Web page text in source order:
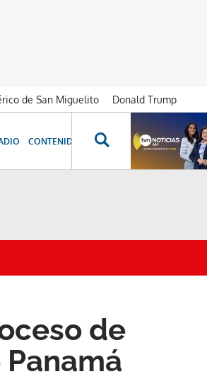
de San Miguelito
Donald Trump
CONTENIDOS ESPECIALES NOVELAS
de